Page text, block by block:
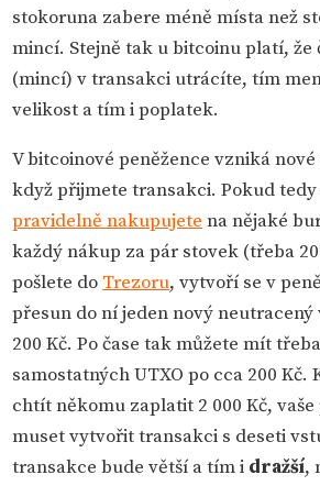
stokoruna zabere méně místa než
mincí. Stejně tak u bitcoinu platí, že
(mincí) v transakci utrácíte, tím
velikost a tím i poplatek.
V bitcoinové peněžence vzniká nové
když přijmete transakci. Pokud
pravidelně nakupujete na nějaké
každý nákup za pár stovek (třeba
pošlete do Trezoru, vytvoří se v
přesun do ní jeden nový
200 Kč. Po čase tak můžete mít
samostatných UTXO po cca 200 Kč.
chtít někomu zaplatit 2 000 Kč,
muset vytvořit transakci s deseti
transakce bude větší a tím i dražší,